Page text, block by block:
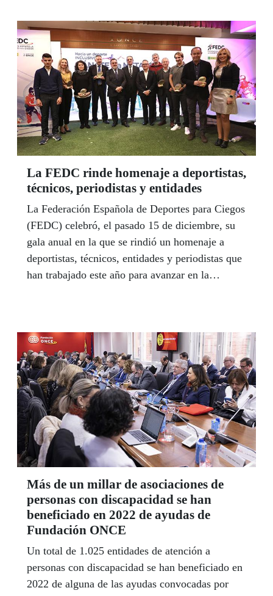
La FEDC rinde homenaje a deportistas,
técnicos, periodistas y entidades
La Federación Española de Deportes para Ciegos
(FEDC) celebró, el pasado 15 de diciembre, su
gala anual en la que se rindió un homenaje a
deportistas, técnicos, entidades y periodistas que
han trabajado este año para avanzar en la
Más de un millar de asociaciones de
personas con discapacidad se han
beneficiado en 2022 de ayudas de
Fundación ONCE
Un total de 1.025 entidades de atención a
personas con discapacidad se han beneficiado en
2022 de alguna de las ayudas convocadas por